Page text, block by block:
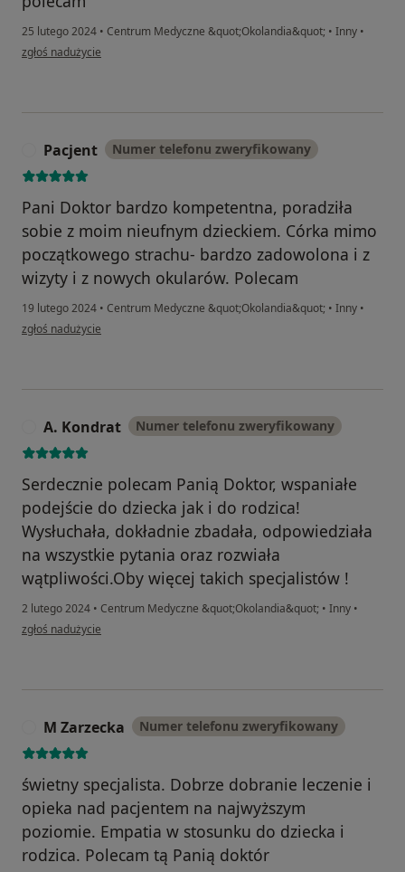
25 lutego 2024 • Centrum Medyczne &quot;Okolandia&quot; • Inny •
w opinii użytkownika K. Ka.
zgłoś nadużycie
Pacjent Numer telefonu zweryfikowany
Pani Doktor bardzo kompetentna, poradziła
sobie z moim nieufnym dzieckiem. Córka mimo
początkowego strachu- bardzo zadowolona i z
wizyty i z nowych okularów. Polecam
19 lutego 2024 • Centrum Medyczne &quot;Okolandia&quot; • Inny •
w opinii użytkownika Pacjent
zgłoś nadużycie
A. Kondrat Numer telefonu zweryfikowany
Serdecznie polecam Panią Doktor, wspaniałe
podejście do dziecka jak i do rodzica!
Wysłuchała, dokładnie zbadała, odpowiedziała
na wszystkie pytania oraz rozwiała
wątpliwości.Oby więcej takich specjalistów !
2 lutego 2024 • Centrum Medyczne &quot;Okolandia&quot; • Inny •
w opinii użytkownika A. Kondrat
zgłoś nadużycie
M Zarzecka Numer telefonu zweryfikowany
świetny specjalista. Dobrze dobranie leczenie i
opieka nad pacjentem na najwyższym
poziomie. Empatia w stosunku do dziecka i
rodzica. Polecam tą Panią doktór